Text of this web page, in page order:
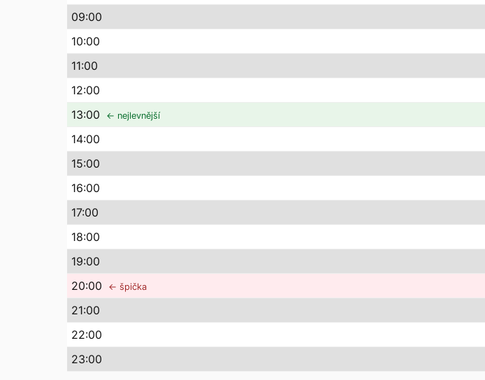
09:00
10:00
11:00
12:00
13:00 ← nejlevnější
14:00
15:00
16:00
17:00
18:00
19:00
20:00 ← špička
21:00
22:00
23:00